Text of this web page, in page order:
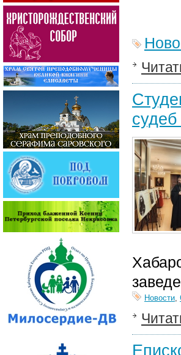
Новости,